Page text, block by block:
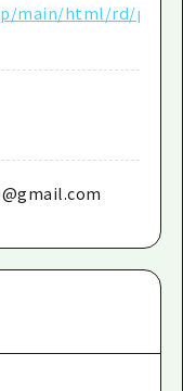
main/html/rd/p/